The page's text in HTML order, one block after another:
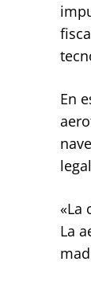
En
«La
La